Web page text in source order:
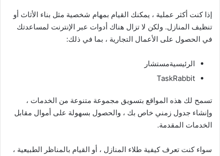
إذا كنت أكثر عملية ، يمكنك القيام بمهام شخصية مثل بناء الأثاث أو
تنظيف المنازل. ولكن لا تزال هناك أدوات عبر الإنترنت لمساعدتك
في الحصول على الأعمال التجارية ، بما في ذلك:
الرئيسيةمستشار
TaskRabbit
تسمح لك هذه المواقع بتسويق مجموعة متنوعة من الخدمات ،
وإنشاء جدول زمني خاص بك ، والحصول بسهولة على أموال مقابل
الخدمات المقدمة.
سواء كنت تعرف كيفية طلاء المنازل ، أو القيام بالمناظر الطبيعية ،